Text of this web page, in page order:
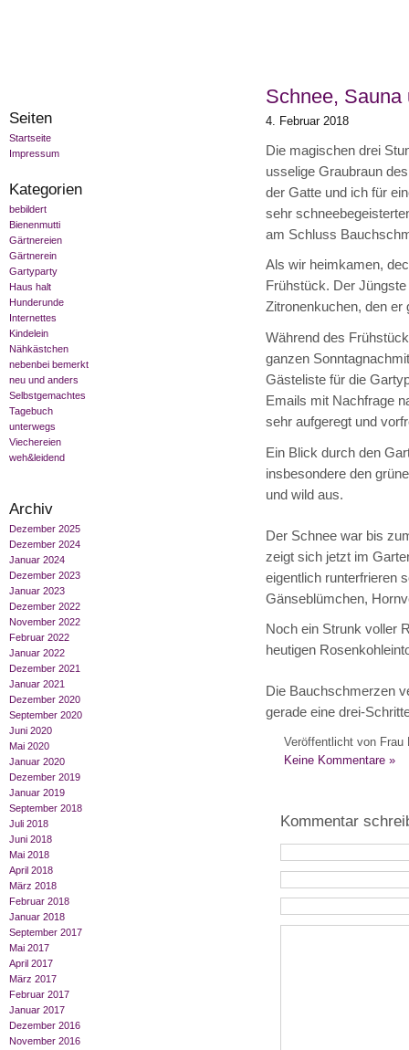
Seiten
Startseite
Impressum
Kategorien
bebildert
Bienenmutti
Gärtnereien
Gärtnerein
Gartyparty
Haus halt
Hunderunde
Internettes
Kindelein
Nähkästchen
nebenbei bemerkt
neu und anders
Selbstgemachtes
Tagebuch
unterwegs
Viechereien
weh&leidend
Archiv
Dezember 2025
Dezember 2024
Januar 2024
Dezember 2023
Januar 2023
Dezember 2022
November 2022
Februar 2022
Januar 2022
Dezember 2021
Januar 2021
Dezember 2020
September 2020
Juni 2020
Mai 2020
Januar 2020
Dezember 2019
Januar 2019
September 2018
Juli 2018
Juni 2018
Mai 2018
April 2018
März 2018
Februar 2018
Januar 2018
September 2017
Mai 2017
April 2017
März 2017
Februar 2017
Januar 2017
Dezember 2016
November 2016
Schnee, Sauna
4. Februar 2018
Die magischen drei
usselige Graubraun
der Gatte und ich für
sehr
am Schluss
Als wir heimkamen,
Frühstück. Der
Zitronenkuchen, den er
Während des
ganzen
Gästeliste für die
Emails mit Nachfrage
sehr aufgeregt und
Ein Blick durch den
insbesondere den
und wild aus.
Der Schnee war bis
zeigt sich jetzt im
eigentlich runterfrieren
Gänseblümchen,
Noch ein Strunk voller
heutigen
Die Bauchschmerzen
gerade eine drei-
Veröffentlicht von Frau
Keine Kommentare »
Kommentar